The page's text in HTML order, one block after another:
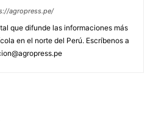
agropress.pe/
que difunde las informaciones más
en el norte del Perú. Escríbenos a